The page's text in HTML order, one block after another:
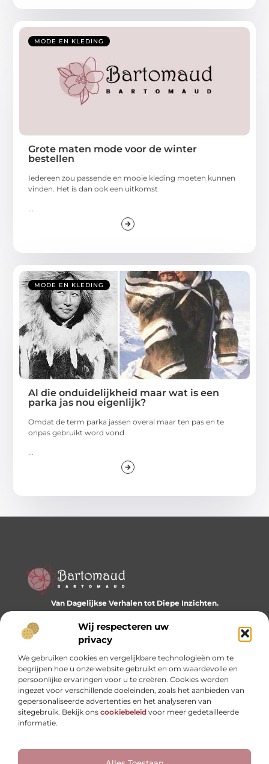
Wij respecteren uw
privacy
We gebruiken cookies en vergelijkbare technologieën om te
begrijpen hoe u onze website gebruikt en om waardevolle en
persoonlijke ervaringen voor u te creëren. Cookies worden
ingezet voor verschillende doeleinden, zoals het aanbieden van
gepersonaliseerde advertenties en het analyseren van
sitegebruik. Bekijk ons cookiebeleid voor meer gedetailleerde
informatie.
MODE EN KLEDING
Grote maten mode voor de winter
bestellen
Iedereen zou passende en mooie kleding moeten kunnen
vinden. Het is dan ook een uitkomst
MODE EN KLEDING
Al die onduidelijkheid maar wat is een
parka jas nou eigenlijk?
Omdat de term parka jassen overal maar ten pas en te
onpas gebruikt word vond
...
Van Dagelijkse Verhalen tot Diepe Inzichten.
Ontdek een wereld vol diverse blogs en artikelen die je
dagelijks inspireren en nieuwe perspectieven bieden.
Onze informatie